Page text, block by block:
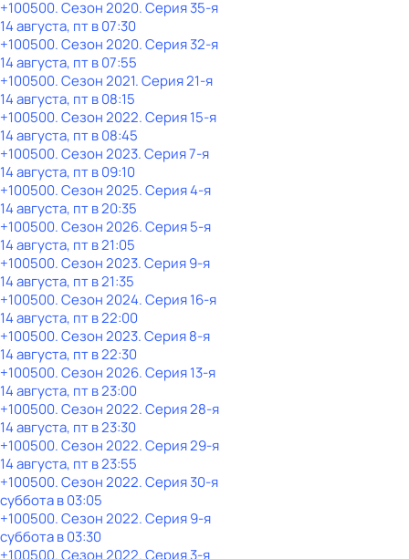
+100500. Сезон 2020. Серия 35-я
14 августа, пт в 07:30
+100500. Сезон 2020. Серия 32-я
14 августа, пт в 07:55
+100500. Сезон 2021. Серия 21-я
14 августа, пт в 08:15
+100500. Сезон 2022. Серия 15-я
14 августа, пт в 08:45
+100500. Сезон 2023. Серия 7-я
14 августа, пт в 09:10
+100500. Сезон 2025. Серия 4-я
14 августа, пт в 20:35
+100500. Сезон 2026. Серия 5-я
14 августа, пт в 21:05
+100500. Сезон 2023. Серия 9-я
14 августа, пт в 21:35
+100500. Сезон 2024. Серия 16-я
14 августа, пт в 22:00
+100500. Сезон 2023. Серия 8-я
14 августа, пт в 22:30
+100500. Сезон 2026. Серия 13-я
14 августа, пт в 23:00
+100500. Сезон 2022. Серия 28-я
14 августа, пт в 23:30
+100500. Сезон 2022. Серия 29-я
14 августа, пт в 23:55
+100500. Сезон 2022. Серия 30-я
субботав03:05
+100500. Сезон 2022. Серия 9-я
субботав03:30
+100500. Сезон 2022. Серия 3-я